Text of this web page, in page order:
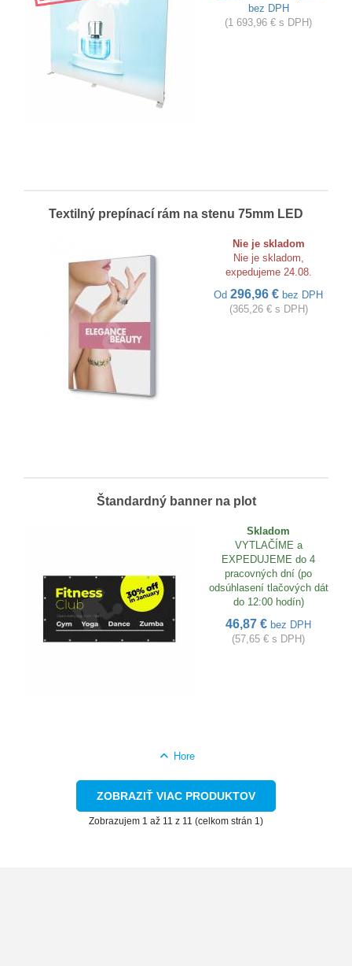
bez DPH
(1 693,96 € s DPH)
Textilný prepínací rám na stenu 75mm LED
Nie je skladom
Nie je skladom,
expedujeme 24.08.
Od 296,96 € bez DPH
(365,26 € s DPH)
Štandardný banner na plot
Skladom
VYTLAČÍME a
EXPEDUJEME do 4
pracovných dní (po
odsúhlasení tlačových dát
do 12:00 hodín)
46,87 € bez DPH
(57,65 € s DPH)
Hore
ZOBRAZIŤ VIAC PRODUKTOV
Zobrazujem 1 až 11 z 11 (celkom strán 1)